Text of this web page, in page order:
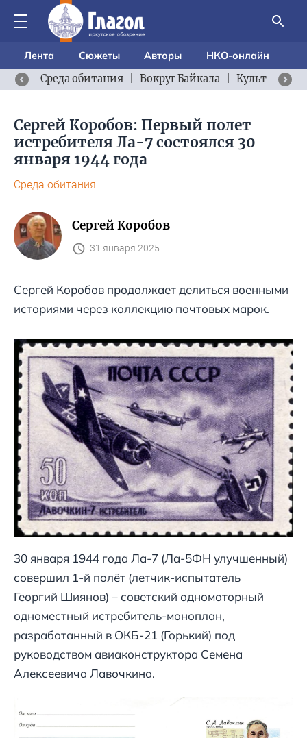
Лента Сюжеты Авторы
НКО-онлайн
Среда обитания
Вокруг Байкала Культурный
Сергей Коробов: Первый полет
истребителя Ла-7 состоялся 30
января 1944 года
Среда обитания
Сергей Коробов
31 января 2025
Сергей Коробов продолжает делиться военными
историями через коллекцию почтовых марок.
30 января 1944 года Ла-7 (Ла-5ФН улучшенный)
совершил 1-й полёт (летчик-испытатель
Георгий Шиянов) – советский одномоторный
одноместный истребитель-моноплан,
разработанный в ОКБ-21 (Горький) под
руководством авиаконструктора Семена
Алексеевича Лавочкина.